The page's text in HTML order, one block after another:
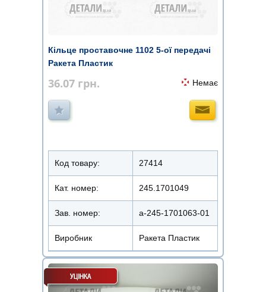
Кільце проставочне 1102 5-ої передачі
Ракета Пластик
36.07 грн. Немає
Код товару: 27414
Кат. номер: 245.1701049
Зав. номер: a-245-1701063-01
Виробник Ракета Пластик